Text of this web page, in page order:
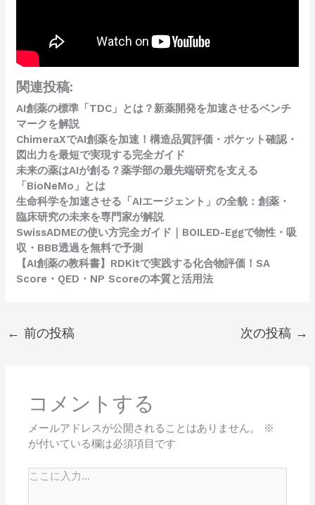
関連投稿:
AI創薬の標準「TDC」とは？新薬開発を加速させるベンチ
マークを解説
ChimeraXでAI創薬を加速！構造品質評価・ポケット確認・
図出力を最短で実現する完全ガイド
未来の薬はAIが創る？薬学部の最先端研究を支える
「BioNeMo」とは
生命科学を加速させる「AIエージェント」の全貌：創薬・
臨床研究の未来を専門家が解説
SwissADMEの使い方完全ガイド｜BOILED-Eggで物性・吸
収・BBB透過を無料で予測
【AI創薬の教科書】RDKitで実践する化合物評価！SA
Score・QED・NP Scoreの本質と活用法
← 前の投稿 次の投稿 →
コメントする
メールアドレスが公開されることはありません。
※
が付いている欄は必須項目です
こ